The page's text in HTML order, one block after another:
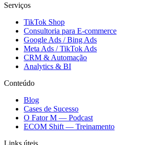
Serviços
TikTok Shop
Consultoria para E-commerce
Google Ads / Bing Ads
Meta Ads / TikTok Ads
CRM & Automação
Analytics & BI
Conteúdo
Blog
Cases de Sucesso
O Fator M — Podcast
ECOM Shift — Treinamento